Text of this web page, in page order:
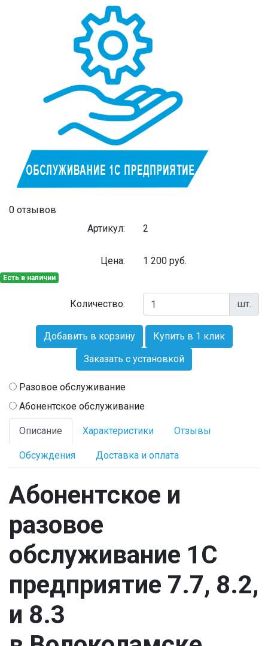
0 отзывов
Артикул:
2
Цена: 1 200 руб.
Есть в наличии
Количество: шт.
Добавить в корзину
Купить в 1 клик
Заказать с установкой
Разовое обслуживание
Абонентское обслуживание
Описание Характеристики Отзывы
Обсуждения Доставка и оплата
Абонентское и
разовое
обслуживание 1С
предприятие 7.7, 8.2,
и 8.3